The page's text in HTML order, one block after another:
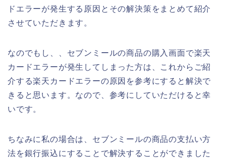
ドエラーが発生する原因とその解決策をまとめて紹介
させていただきます。
なのでもし、、セブンミールの商品の購入画面で楽天
カードエラーが発生してしまった方は、これからご紹
介する楽天カードエラーの原因を参考にすると解決で
きると思います。なので、参考にしていただけると幸
いです。
ちなみに私の場合は、セブンミールの商品の支払い方
法を銀行振込にすることで解決することができました